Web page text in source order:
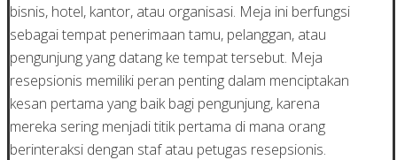
bisnis, hotel, kantor, atau organisasi. Meja ini berfungsi
sebagai tempat penerimaan tamu, pelanggan, atau
pengunjung yang datang ke tempat tersebut. Meja
resepsionis memiliki peran penting dalam menciptakan
kesan pertama yang baik bagi pengunjung, karena
mereka sering menjadi titik pertama di mana orang
berinteraksi dengan staf atau petugas resepsionis.